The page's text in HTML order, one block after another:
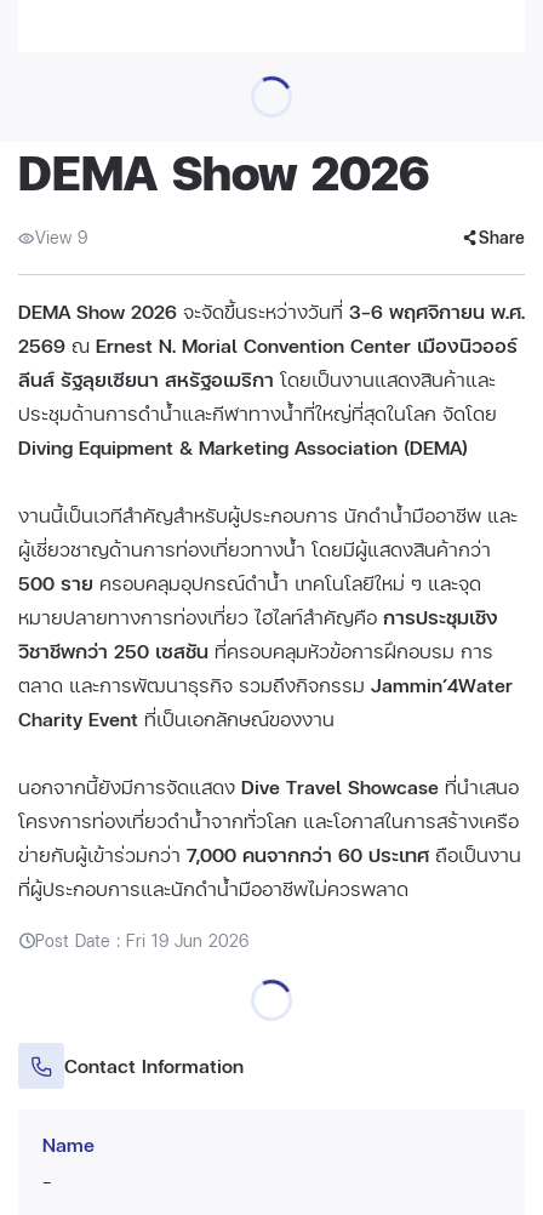
DEMA Show 2026
View 9 Share
DEMA Show 2026 จะจัดขึ้นระหว่างวันที่ 3–6 พฤศจิกายน พ.ศ.
2569 ณ Ernest N. Morial Convention Center เมืองนิวออร์
ลีนส์ รัฐลุยเซียนา สหรัฐอเมริกา โดยเป็นงานแสดงสินค้าและ
ประชุมด้านการดำน้ำและกีฬาทางน้ำที่ใหญ่ที่สุดในโลก จัดโดย
Diving Equipment & Marketing Association (DEMA)
งานนี้เป็นเวทีสำคัญสำหรับผู้ประกอบการ นักดำน้ำมืออาชีพ และ
ผู้เชี่ยวชาญด้านการท่องเที่ยวทางน้ำ โดยมีผู้แสดงสินค้ากว่า
500 ราย ครอบคลุมอุปกรณ์ดำน้ำ เทคโนโลยีใหม่ ๆ และจุด
หมายปลายทางการท่องเที่ยว ไฮไลท์สำคัญคือ การประชุมเชิง
วิชาชีพกว่า 250 เซสชัน ที่ครอบคลุมหัวข้อการฝึกอบรม การ
ตลาด และการพัฒนาธุรกิจ รวมถึงกิจกรรม Jammin’4Water
Charity Event ที่เป็นเอกลักษณ์ของงาน
นอกจากนี้ยังมีการจัดแสดง Dive Travel Showcase ที่นำเสนอ
โครงการท่องเที่ยวดำน้ำจากทั่วโลก และโอกาสในการสร้างเครือ
ข่ายกับผู้เข้าร่วมกว่า 7,000 คนจากกว่า 60 ประเทศ ถือเป็นงาน
ที่ผู้ประกอบการและนักดำน้ำมืออาชีพไม่ควรพลาด
Post Date : Fri 19 Jun 2026
Contact Information
Name
-